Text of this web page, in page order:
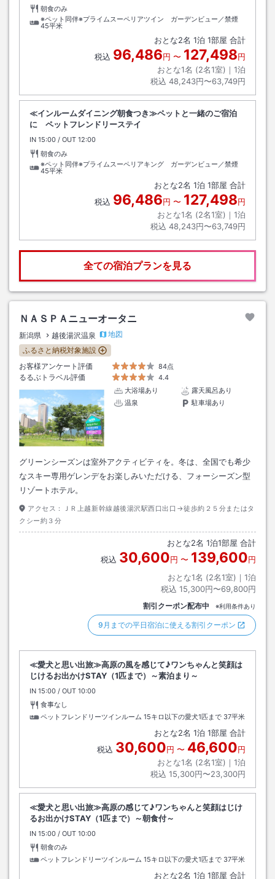
朝食のみ
※ペット同伴※プライムスーペリアツイン ガーデンビュー／禁煙
45平米
おとな2名 1泊 1部屋 合計
税込 96,486円 〜 127,498円
おとな1名 (2名1室)｜ 1泊
税込 48,243円〜63,749円
≪インルームダイニング朝食つき≫ペットと一緒のご宿泊
に ペットフレンドリーステイ
IN チェックイン
15:00 / OUT チェックアウト
12:00
朝食のみ
※ペット同伴※プライムスーペリアキング ガーデンビュー／禁煙
45平米
おとな2名 1泊 1部屋 合計
税込 96,486円 〜 127,498円
おとな1名 (2名1室)｜ 1泊
税込 48,243円〜63,749円
全ての宿泊プランを見る
ＮＡＳＰＡニューオータニ
新潟県 越後湯沢温泉
地図
ふるさと納税対象施設
お客様アンケート評価
84点
るるぶトラベル評価
4.4
大浴場あり
露天風呂あり
温泉
駐車場あり
グリーンシーズンは室外アクティビティを。冬は、全国でも希少
なスキー専用ゲレンデをお楽しみいただける、フォーシーズン型
リゾートホテル。
アクセス：
ＪＲ上越新幹線越後湯沢駅西口出口→徒歩約２５分またはタ
クシー約３分
おとな2名 1泊1部屋 合計
税込 30,600円 〜 139,600円
おとな1名 (2名1室)｜ 1泊
税込 15,300円〜69,800円
割引クーポン配布中 ※利用条件あり
9月までの平日宿泊に使える割引クーポン
≪愛犬と思い出旅≫高原の風を感じて♪ワンちゃんと笑顔は
じけるお出かけSTAY（1匹まで）～素泊まり～
IN チェックイン
15:00 / OUT チェックアウト
10:00
食事なし
ペットフレンドリーツインルーム 15キロ以下の愛犬1匹まで 37平米
おとな2名 1泊 1部屋 合計
税込 30,600円 〜 46,600円
おとな1名 (2名1室)｜ 1泊
税込 15,300円〜23,300円
≪愛犬と思い出旅≫高原の感じて♪ワンちゃんと笑顔はじけ
るお出かけSTAY（1匹まで）～朝食付～
IN チェックイン
15:00 / OUT チェックアウト
10:00
朝食のみ
ペットフレンドリーツインルーム 15キロ以下の愛犬1匹まで 37平米
おとな2名 1泊 1部屋 合計